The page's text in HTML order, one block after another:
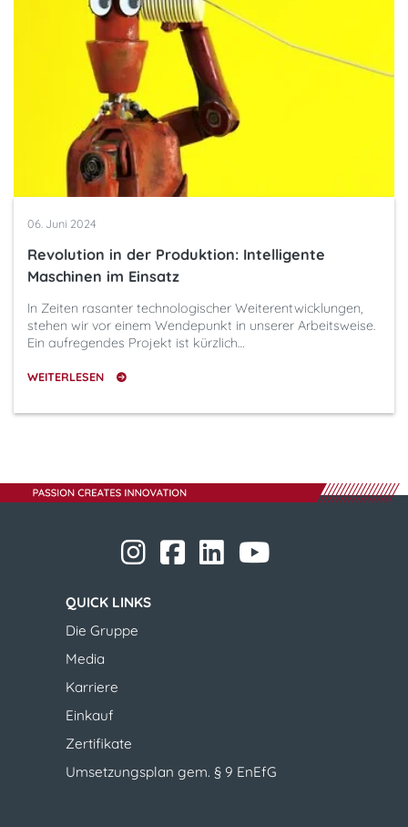
06. Juni 2024
Revolution in der Produktion: Intelligente
Maschinen im Einsatz
In Zeiten rasanter technologischer Weiterentwicklungen,
stehen wir vor einem Wendepunkt in unserer Arbeitsweise.
Ein aufregendes Projekt ist kürzlich…
WEITERLESEN
​​​​​​​ ​​​​​​​​​​​ ​​​​​​​
QUICK LINKS
​​​​​​​Die Gruppe
Media
Karriere
Einkauf
Zertifikate
Umsetzungsplan gem. § 9 EnEfG